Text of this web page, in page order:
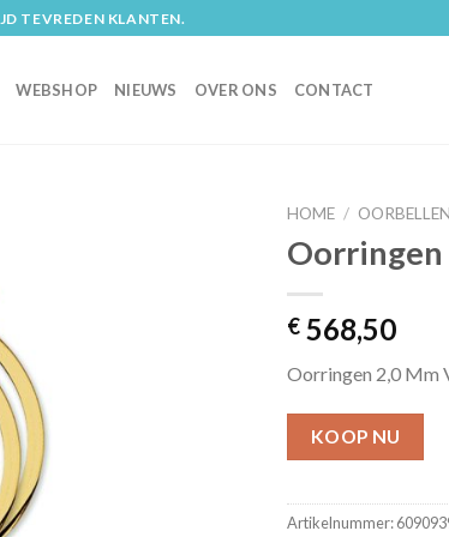
TEVREDEN KLANTEN.
WEBSHOP NIEUWS OVER ONS CONTACT
HOME / OORBELLEN
Oorringen
€ 568,50
Oorringen 2,0 Mm
KOOP NU
Artikelnummer: